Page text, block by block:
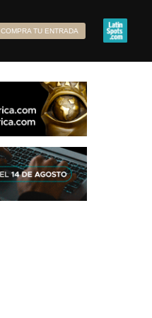
COMPRA TU ENTRADA